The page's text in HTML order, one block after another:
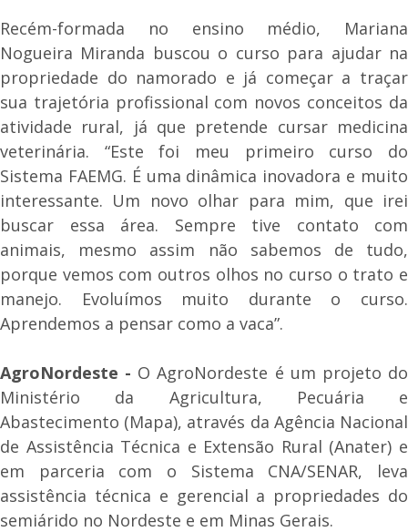
Recém-formada no ensino médio, Mariana
Nogueira Miranda buscou o curso para ajudar na
propriedade do namorado e já começar a traçar
sua trajetória profissional com novos conceitos da
atividade rural, já que pretende cursar medicina
veterinária. “Este foi meu primeiro curso do
Sistema FAEMG. É uma dinâmica inovadora e muito
interessante. Um novo olhar para mim, que irei
buscar essa área. Sempre tive contato com
animais, mesmo assim não sabemos de tudo,
porque vemos com outros olhos no curso o trato e
manejo. Evoluímos muito durante o curso.
Aprendemos a pensar como a vaca”.
AgroNordeste - O AgroNordeste é um projeto do
Ministério da Agricultura, Pecuária e
Abastecimento (Mapa), através da Agência Nacional
de Assistência Técnica e Extensão Rural (Anater) e
em parceria com o Sistema CNA/SENAR, leva
assistência técnica e gerencial a propriedades do
semiárido no Nordeste e em Minas Gerais.